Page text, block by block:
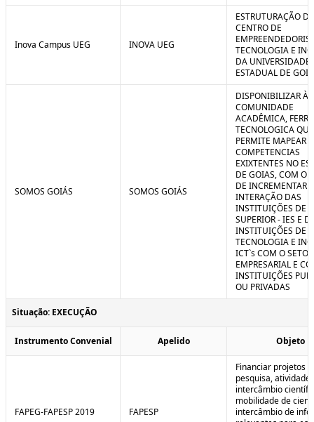
Inova Campus UEG INOVA UEG
ESTRUTURAÇÃO
CENTRO DE
TECNOLOGIA E
DA UNIVERSIDADE
ESTADUAL DE
SOMOS GOIÁS SOMOS GOIÁS
DISPONIBILIZAR À
COMUNIDADE
ACADÊMICA,
TECNOLOGICA QUE
PERMITE MAPEAR
COMPETENCIAS
EXIXTENTES NO
DE GOIAS, COM O
DE INCREMENTAR A
INTERAÇÃO DAS
INSTITUIÇÕES DE
SUPERIOR - IES E
INSTITUIÇÕES DE
TECNOLOGIA E
ICT`s COM O SETOR
EMPRESARIAL E
INSTITUIÇÕES
OU PRIVADAS
Situação: EXECUÇÃO
Instrumento Convenial Apelido Objeto
FAPEG-FAPESP 2019 FAPESP
Financiar projetos
pesquisa,
intercâmbio
mobilidade de
intercâmbio de